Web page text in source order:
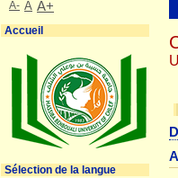
A- A A+
Accueil
Sélection de la langue